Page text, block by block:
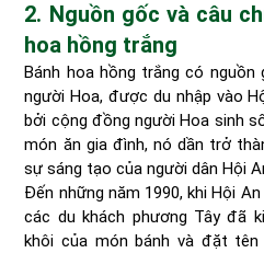
2. Nguồn gốc và câu
hoa hồng trắng
Bánh hoa hồng trắng có
người Hoa, được du nhập vào
bởi cộng đồng người Hoa sinh
món ăn gia đình, nó dần trở
sự sáng tạo của người dân Hội
Đến những năm 1990, khi Hội
các du khách phương Tây đã
khôi của món bánh và đặt tên